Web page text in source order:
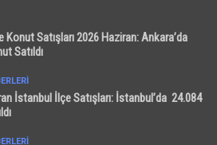
Konut Satışları 2026 Haziran: Ankara’da
Satıldı
İstanbul İlçe Satışları: İstanbul’da 24.084